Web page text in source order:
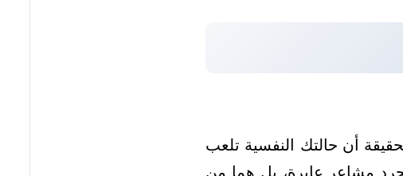
أن حالتك النفسية تلعب
مشاعر عابرة، بل هما من